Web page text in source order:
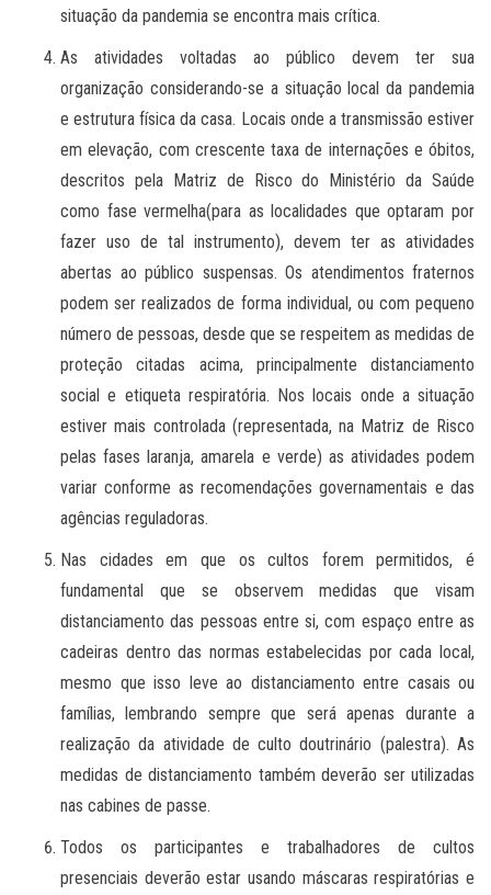
situação da pandemia se encontra mais crítica.
As atividades voltadas ao público devem ter sua
organização considerando-se a situação local da pandemia
e estrutura física da casa. Locais onde a transmissão estiver
em elevação, com crescente taxa de internações e óbitos,
descritos pela Matriz de Risco do Ministério da Saúde
como fase vermelha(para as localidades que optaram por
fazer uso de tal instrumento), devem ter as atividades
abertas ao público suspensas. Os atendimentos fraternos
podem ser realizados de forma individual, ou com pequeno
número de pessoas, desde que se respeitem as medidas de
proteção citadas acima, principalmente distanciamento
social e etiqueta respiratória. Nos locais onde a situação
estiver mais controlada (representada, na Matriz de Risco
pelas fases laranja, amarela e verde) as atividades podem
variar conforme as recomendações governamentais e das
agências reguladoras.
Nas cidades em que os cultos forem permitidos, é
fundamental que se observem medidas que visam
distanciamento das pessoas entre si, com espaço entre as
cadeiras dentro das normas estabelecidas por cada local,
mesmo que isso leve ao distanciamento entre casais ou
famílias, lembrando sempre que será apenas durante a
realização da atividade de culto doutrinário (palestra). As
medidas de distanciamento também deverão ser utilizadas
nas cabines de passe.
Todos os participantes e trabalhadores de cultos
presenciais deverão estar usando máscaras respiratórias e